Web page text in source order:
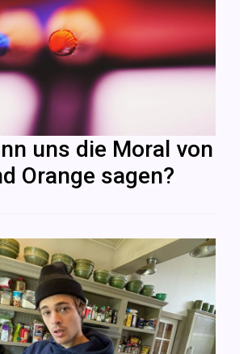
uns die Moral von
Orange sagen?